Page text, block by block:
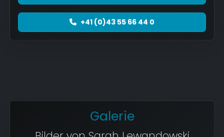
+41 (0)43 55 66 44 0
Galerie